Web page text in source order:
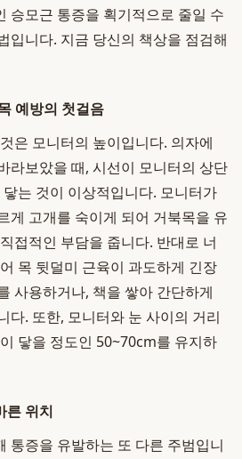
승모근 통증을 획기적으로 줄일 수
입니다. 지금 당신의 책상을 점검해
예방의 첫걸음
은 모니터의 높이입니다. 의자에
라보았을 때, 시선이 모니터의 상단
는 것이 이상적입니다. 모니터가
게 고개를 숙이게 되어 거북목을 유
접적인 부담을 줍니다. 반대로 너
목 뒷덜미 근육이 과도하게 긴장
사용하거나, 책을 쌓아 간단하게
다. 또한, 모니터와 눈 사이의 거리
닿을 정도인 50~70cm를 유지하
른 위치
통증을 유발하는 또 다른 주범입니